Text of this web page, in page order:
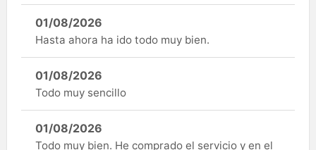
01/08/2026
Hasta ahora ha ido todo muy bien.
01/08/2026
Todo muy sencillo
01/08/2026
Todo muy bien. He comprado el servicio y en el